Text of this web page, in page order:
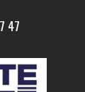
47